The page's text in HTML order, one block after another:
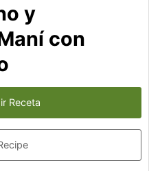
y
con
Receta